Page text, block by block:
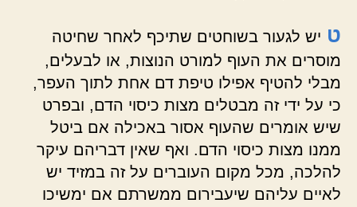
ט יש לגעור בשוחטים שתיכף לאחר שחיטה
מוסרים את העוף למורט הנוצות, או לבעלים,
מבלי להטיף אפילו טיפת דם אחת לתוך העפר,
כי על ידי זה מבטלים מצות כיסוי הדם, ובפרט
שיש אומרים שהעוף אסור באכילה אם ביטל
ממנו מצות כיסוי הדם. ואף שאין דבריהם עיקר
להלכה, מכל מקום העוברים על זה במזיד יש
לאיים עליהם שיעבירום ממשרתם אם ימשיכו